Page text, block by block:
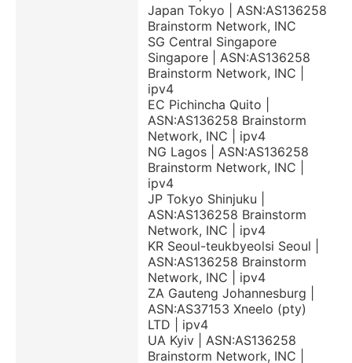
Japan Tokyo | ASN:AS136258
Brainstorm Network, INC
SG Central Singapore
Singapore | ASN:AS136258
Brainstorm Network, INC |
ipv4
EC Pichincha Quito |
ASN:AS136258 Brainstorm
Network, INC | ipv4
NG Lagos | ASN:AS136258
Brainstorm Network, INC |
ipv4
JP Tokyo Shinjuku |
ASN:AS136258 Brainstorm
Network, INC | ipv4
KR Seoul-teukbyeolsi Seoul |
ASN:AS136258 Brainstorm
Network, INC | ipv4
ZA Gauteng Johannesburg |
ASN:AS37153 Xneelo (pty)
LTD | ipv4
UA Kyiv | ASN:AS136258
Brainstorm Network, INC |